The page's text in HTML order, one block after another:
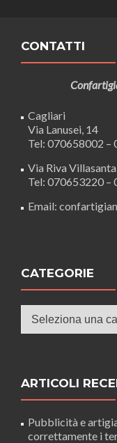
CONTATTI
Cagliari
Via Lanusei, 14
Tel: 070658002 –
Via Riva
Tel: 070653220 –
Email:
CATEGORIE
ARTICOLI
Pubblicità e
correttamente i